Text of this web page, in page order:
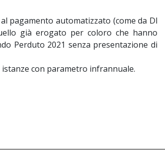
pagamento automatizzato (come da Dl
già erogato per coloro che hanno
Perduto 2021 senza presentazione di
con parametro infrannuale.